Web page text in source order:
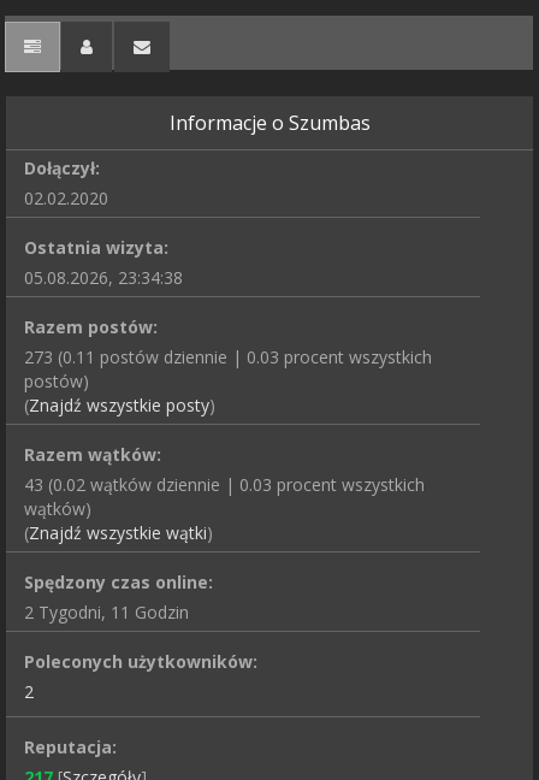
Informacje o Szumbas
Dołączył:
02.02.2020
Ostatnia wizyta:
05.08.2026, 23:34:38
Razem postów:
273 (0.11 postów dziennie | 0.03 procent wszystkich
postów)
(Znajdź wszystkie posty)
Razem wątków:
43 (0.02 wątków dziennie | 0.03 procent wszystkich
wątków)
(Znajdź wszystkie wątki)
Spędzony czas online:
2 Tygodni, 11 Godzin
Poleconych użytkowników:
2
Reputacja: